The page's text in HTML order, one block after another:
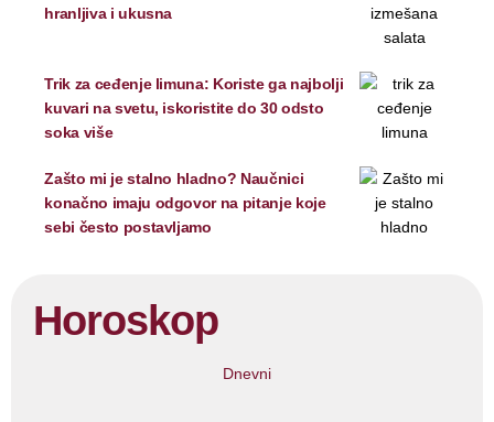
hranljiva i ukusna
Trik za ceđenje limuna: Koriste ga najbolji
kuvari na svetu, iskoristite do 30 odsto
soka više
Zašto mi je stalno hladno? Naučnici
konačno imaju odgovor na pitanje koje
sebi često postavljamo
Horoskop
Dnevni